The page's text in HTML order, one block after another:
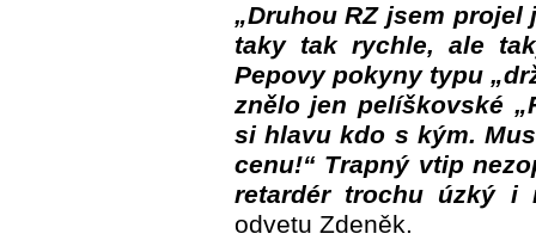
„Druhou RZ jsem projel
taky tak rychle, ale
Pepovy pokyny typu
znělo jen pelíškovské
si hlavu kdo s kým.
cenu!“ Trapný vtip
retardér trochu úzký i
odvetu Zdeněk.